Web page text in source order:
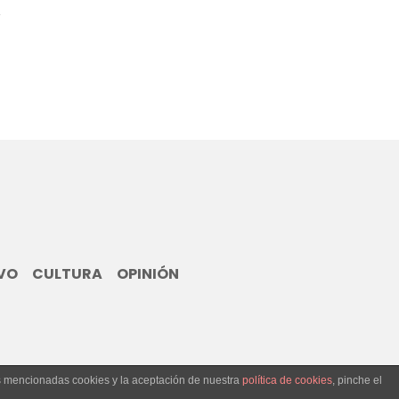
CULTURA OPINIÓN
cookies y la aceptación de nuestra política de cookies, pinche el